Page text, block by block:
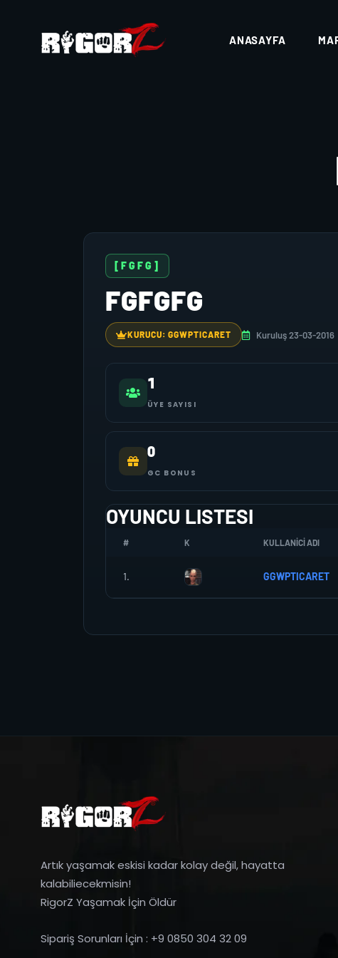
ANASAYFA
[FGFG]
FGFGFG
KURUCU: GGWPTICARET Kuruluş 23-03-2016
1
ÜYE SAYISI
0
GC BONUS
OYUNCU LISTESI
# K KULLANICI ADI
1. GGWPTICARET
Artık yaşamak eskisi kadar kolay değil, hayatta
kalabiliecekmisin!
RigorZ Yaşamak İçin Öldür
Sipariş Sorunları İçin : +9 0850 304 32 09